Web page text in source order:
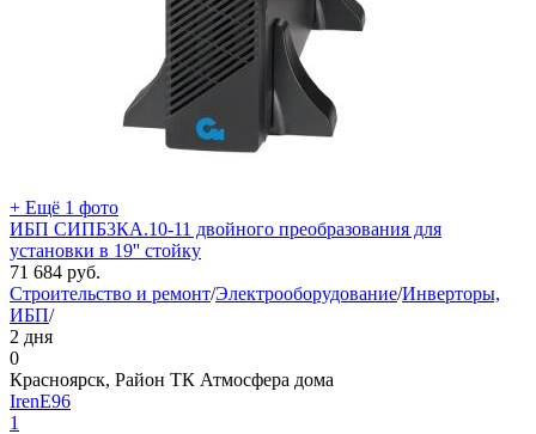
+ Ещё 1 фото
ИБП СИПБ3КА.10-11 двойного преобразования для
установки в 19'' стойку
71 684 руб.
Строительство и ремонт/Электрооборудование/Инверторы,
ИБП/
2 дня
0
Красноярск, Район ТК Атмосфера дома
IrenE96
1